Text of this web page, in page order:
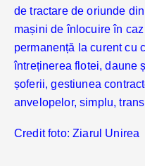
de tractare de oriunde
mașini de înlocuire în
permanență la curent cu
întreținerea flotei, daune
șoferii, gestiunea
anvelopelor, simplu,
Credit foto: Ziarul Unirea